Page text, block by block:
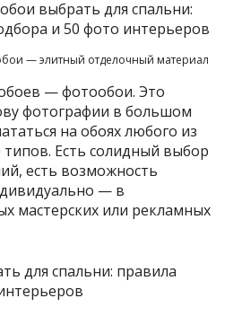
— элитный отделочный материал
— фотообои. Это
фотографии в большом
на обоях любого из
Есть солидный выбор
есть возможность
— в
мастерских или рекламных